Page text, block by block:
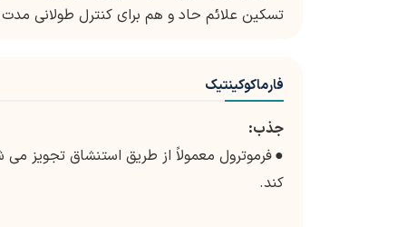
تسکین علائم حاد و هم برای کنترل طولانی
فارماکوکینتیک
جذب:
●فرموترول معمولاً از طریق استنشاق تجویز
کند.